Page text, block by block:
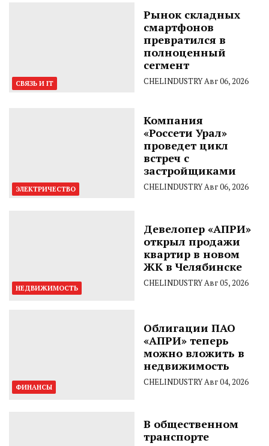
СВЯЗЬ И IT
Рынок складных
смартфонов
превратился в
полноценный
сегмент
CHELINDUSTRYАвг 06, 2026
ЭЛЕКТРИЧЕСТВО
Компания
«Россети Урал»
проведет цикл
встреч с
застройщиками
CHELINDUSTRYАвг 06, 2026
НЕДВИЖИМОСТЬ
Девелопер «АПРИ»
открыл продажи
квартир в новом
ЖК в Челябинске
CHELINDUSTRYАвг 05, 2026
ФИНАНСЫ
Облигации ПАО
«АПРИ» теперь
можно вложить в
недвижимость
CHELINDUSTRYАвг 04, 2026
В общественном
транспорте